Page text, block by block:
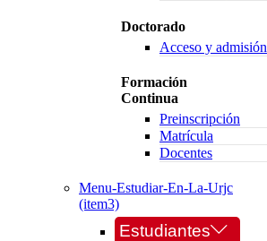
Doctorado
Acceso y admisión
Formación
Continua
Preinscripción
Matrícula
Docentes
Menu-Estudiar-En-La-Urjc
(item3)
Estudiantes